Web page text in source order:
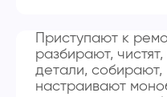
Приступают к
разбирают,
детали, собирают,
настраивают